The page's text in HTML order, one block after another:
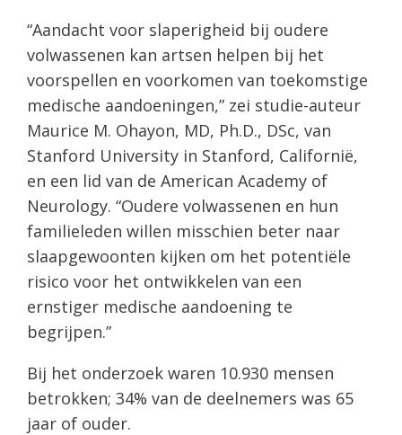
“Aandacht voor slaperigheid bij oudere
volwassenen kan artsen helpen bij het
voorspellen en voorkomen van toekomstige
medische aandoeningen,” zei studie-auteur
Maurice M. Ohayon, MD, Ph.D., DSc, van
Stanford University in Stanford, Californië,
en een lid van de American Academy of
Neurology. “Oudere volwassenen en hun
familieleden willen misschien beter naar
slaapgewoonten kijken om het potentiële
risico voor het ontwikkelen van een
ernstiger medische aandoening te
begrijpen.”
Bij het onderzoek waren 10.930 mensen
betrokken; 34% van de deelnemers was 65
jaar of ouder.